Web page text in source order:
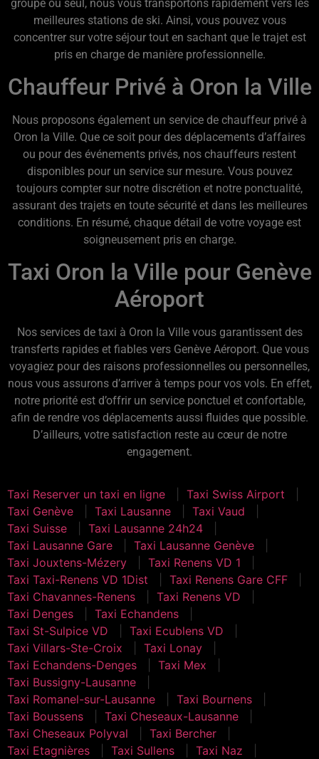
groupe ou seul, nous vous transportons rapidement vers les
meilleures stations de ski. Ainsi, vous pouvez vous
concentrer sur votre séjour tout en sachant que le trajet est
pris en charge de manière professionnelle.
Chauffeur Privé à Oron la Ville
Nous proposons également un service de chauffeur privé à
Oron la Ville. Que ce soit pour des déplacements d’affaires
ou pour des événements privés, nos chauffeurs restent
disponibles pour un service sur mesure. Vous pouvez
toujours compter sur notre discrétion et notre ponctualité,
assurant des trajets en toute sécurité et dans les meilleures
conditions. En résumé, chaque détail de votre voyage est
soigneusement pris en charge.
Taxi Oron la Ville pour Genève
Aéroport
Nos services de taxi à Oron la Ville vous garantissent des
transferts rapides et fiables vers Genève Aéroport. Que vous
voyagiez pour des raisons professionnelles ou personnelles,
nous vous assurons d’arriver à temps pour vos vols. En effet,
notre priorité est d’offrir un service ponctuel et confortable,
afin de rendre vos déplacements aussi fluides que possible.
D’ailleurs, votre satisfaction reste au cœur de notre
engagement.
Taxi Reserver un taxi en ligne
Taxi Swiss Airport
Taxi Genève
Taxi Lausanne
Taxi Vaud
Taxi Suisse
Taxi Lausanne 24h24
Taxi Lausanne Gare
Taxi Lausanne Genève
Taxi Jouxtens-Mézery
Taxi Renens VD 1
Taxi Taxi-Renens VD 1Dist
Taxi Renens Gare CFF
Taxi Chavannes-Renens
Taxi Renens VD
Taxi Denges
Taxi Echandens
Taxi St-Sulpice VD
Taxi Ecublens VD
Taxi Villars-Ste-Croix
Taxi Lonay
Taxi Echandens-Denges
Taxi Mex
Taxi Bussigny-Lausanne
Taxi Romanel-sur-Lausanne
Taxi Bournens
Taxi Boussens
Taxi Cheseaux-Lausanne
Taxi Cheseaux Polyval
Taxi Bercher
Taxi Etagnières
Taxi Sullens
Taxi Naz